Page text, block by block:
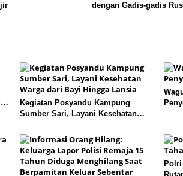
dengan Gadis-gadis
Kegiatan Posyandu Kampung
Sumber Sari, Layani Kesehatan
Polri